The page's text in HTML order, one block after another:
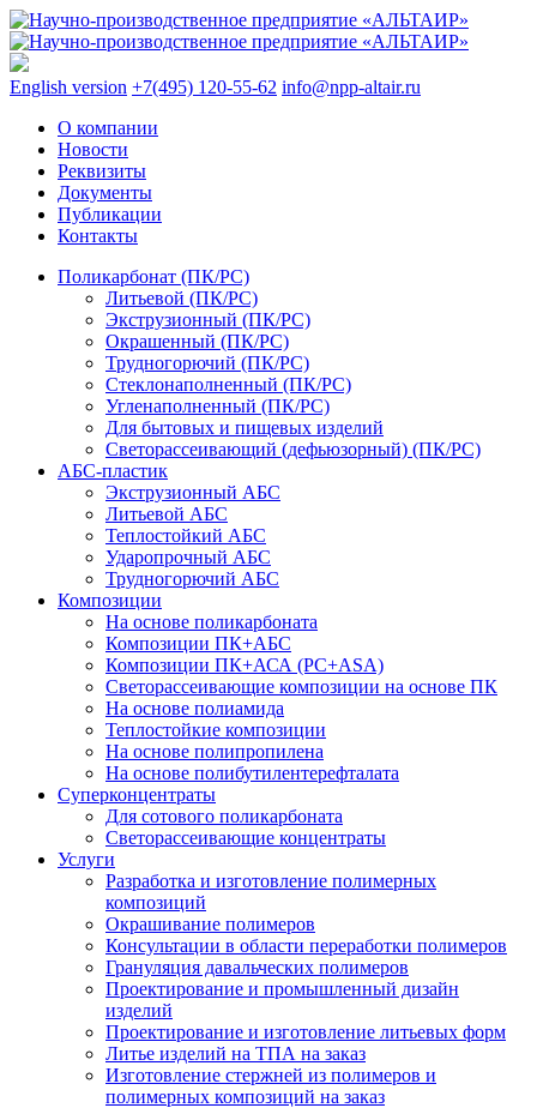
English version +7(495) 120-55-62 info@npp-altair.ru
О компании
Новости
Реквизиты
Документы
Публикации
Контакты
Поликарбонат (ПК/PC)
Литьевой (ПК/PC)
Экструзионный (ПК/PC)
Окрашенный (ПК/PC)
Трудногорючий (ПК/PC)
Стеклонаполненный (ПК/PC)
Угленаполненный (ПК/PC)
Для бытовых и пищевых изделий
Светорассеивающий (дефьюзорный) (ПК/PC)
АБС-пластик
Экструзионный АБС
Литьевой АБС
Теплостойкий АБС
Ударопрочный АБС
Трудногорючий АБС
Композиции
На основе поликарбоната
Композиции ПК+АБС
Композиции ПК+АСА (PC+ASA)
Светорассеивающие композиции на основе ПК
На основе полиамида
Теплостойкие композиции
На основе полипропилена
На основе полибутилентерефталата
Суперконцентраты
Для сотового поликарбоната
Светорассеивающие концентраты
Услуги
Разработка и изготовление полимерных
композиций
Окрашивание полимеров
Консультации в области переработки полимеров
Грануляция давальческих полимеров
Проектирование и промышленный дизайн
изделий
Проектирование и изготовление литьевых форм
Литье изделий на ТПА на заказ
Изготовление стержней из полимеров и
полимерных композиций на заказ